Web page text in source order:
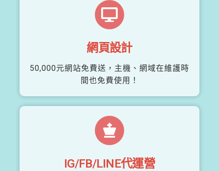
網頁設計
50,000元網站免費送，主機、網域在維護時
間也免費使用！
IG/FB/LINE代運營